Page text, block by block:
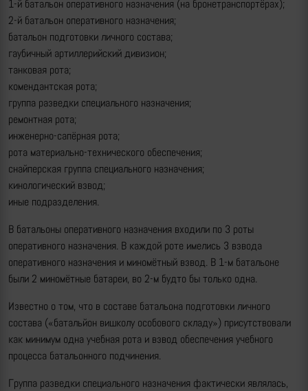
1-й батальон оперативного назначения (на бронетранспортёрах);
2-й батальон оперативного назначения;
батальон подготовки личного состава;
гаубичный артиллерийский дивизион;
танковая рота;
комендантская рота;
группа разведки специального назначения;
ремонтная рота;
инженерно-сапёрная рота;
рота материально-технического обеспечения;
снайперская группа специального назначения;
кинологический взвод;
иные подразделения.
В батальоны оперативного назначения входили по 3 роты
оперативного назначения. В каждой роте имелись 3 взвода
оперативного назначения и миномётный взвод. В 1-м батальоне
были 2 миномётные батареи, во 2-м будто бы только одна.
Известно о том, что в составе батальона подготовки личного
состава («батальйон вишколу особового складу») присутствовали
как минимум одна учебная рота и взвод обеспечения учебного
процесса батальонного подчинения.
Группа разведки специального назначения фактически являлась,